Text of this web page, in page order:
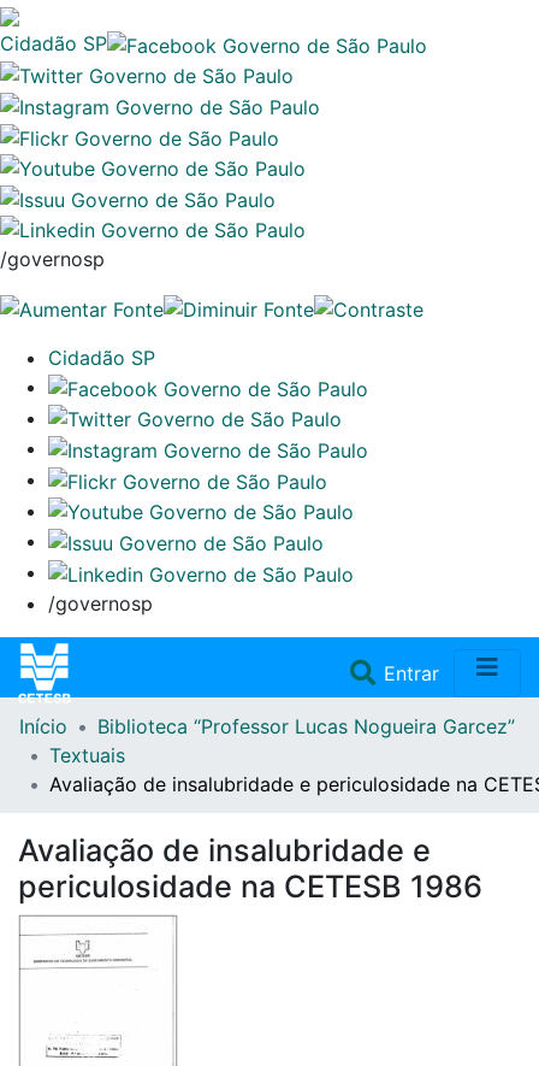
Cidadão SP
/governosp
Cidadão SP
/governosp
Entrar(current)
Home
Repositório
Doações/Aquisições
Início
Biblioteca “Professor Lucas Nogueira Garcez”
Textuais
Avaliação de insalubridade e periculosidade na
Avaliação de insalubridade e
periculosidade na CETESB 1986